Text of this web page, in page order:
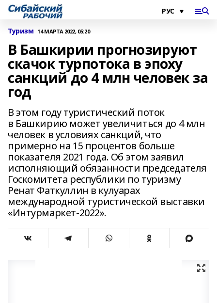
Туризм 14 МАРТА 2022, 05:20
В Башкирии прогнозируют
скачок турпотока в эпоху
санкций до 4 млн человек за
год
В этом году туристический поток
в Башкирию может увеличиться до 4 млн
человек в условиях санкций, что
примерно на 15 процентов больше
показателя 2021 года. Об этом заявил
исполняющий обязанности председателя
Госкомитета республики по туризму
Ренат Фаткуллин в кулуарах
международной туристической выставки
«Интурмаркет-2022».